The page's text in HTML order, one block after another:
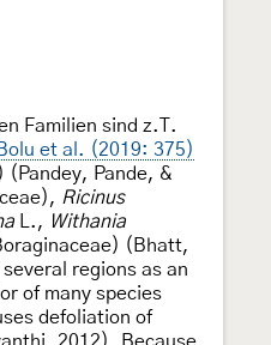
Familien sind z.T.
et al. (2019: 375)
Pande, &
Ricinus
L.,
Withania
(Bhatt,
regions as an
of many species
defoliation of
2012). Because